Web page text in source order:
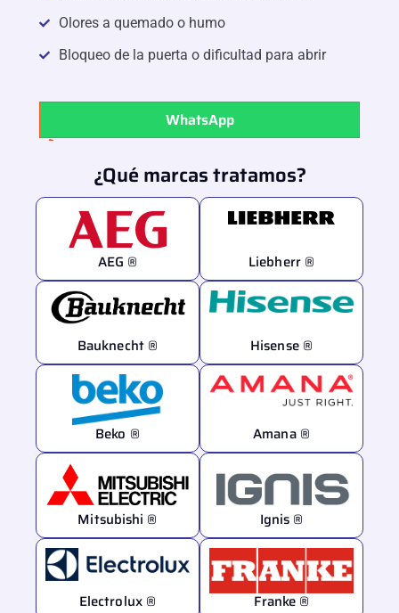
Olores a quemado o humo
Bloqueo de la puerta o dificultad para abrir
WhatsApp
¿Qué marcas tratamos?
AEG ® Liebherr ®
Bauknecht ® Hisense ®
Beko ® Amana ®
Mitsubishi ® Ignis ®
Electrolux ® Franke ®